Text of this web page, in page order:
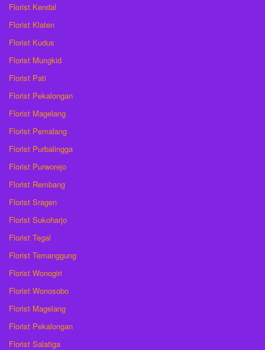
Florist Kendal
Florist Klaten
Florist Kudus
Florist Mungkid
Florist Pati
Florist Pekalongan
Florist Magelang
Florist Pemalang
Florist Purbalingga
Florist Purworejo
Florist Rembang
Florist Sragen
Florist Sukoharjo
Florist Tegal
Florist Temanggung
Florist Wonogiri
Florist Wonosobo
Florist Magelang
Florist Pekalongan
Florist Salatiga